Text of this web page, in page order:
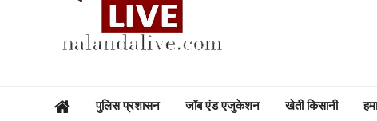
पुलिस प्रशासन जॉब एंड एजुकेशन खेती किसानी